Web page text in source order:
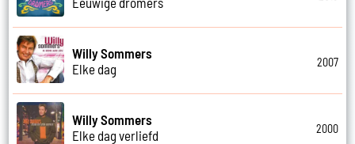
Willy Sommers
Elke dag
2007
Willy Sommers
Elke dag verliefd
2000